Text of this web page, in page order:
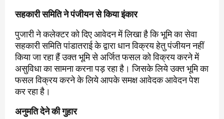
सहकारी समिति ने पंजीयन से किया इंकार
पुजारी ने कलेक्टर को दिए आवेदन में लिखा है कि भूमि का सेवा
सहकारी समिति पांडातराई के द्वारा धान विक्रय हेतु पंजीयन नहीं
किया जा रहा हैं उक्त भूमि से अर्जित फसल को विक्रय करने में
असुविधा का सामना करना पड़ रहा है। जिसके लिये उक्त भूमि का
फसल विक्रय करने के लिये आपके समक्ष आवेदक आवेदन पेश
कर रहा है।
अनुमति देने की गुहार